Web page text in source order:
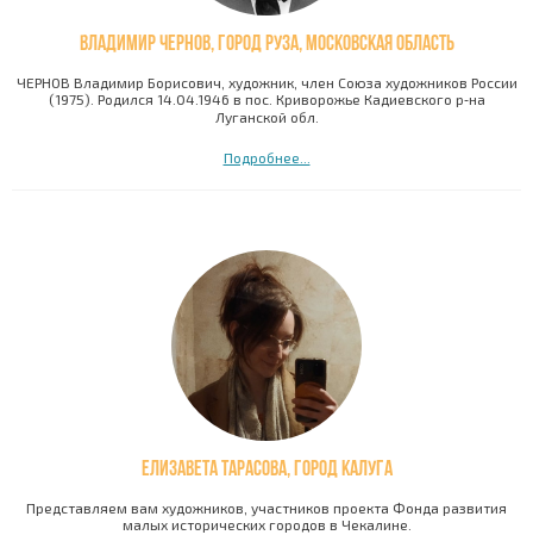
Владимир Чернов, город Руза, Московская область
ЧЕРНОВ Владимир Борисович, художник, член Союза художников России
(1975). Родился 14.04.1946 в пос. Криворожье Кадиевского р‑на
Луганской обл.
Подробнее...
Елизавета Тарасова, город Калуга
Представляем вам художников, участников проекта Фонда развития
малых исторических городов в Чекалине.